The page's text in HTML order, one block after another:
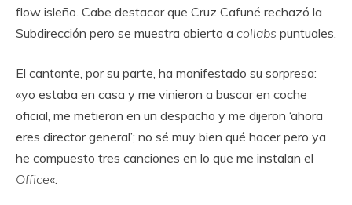
flow isleño. Cabe destacar que Cruz Cafuné rechazó la
Subdirección pero se muestra abierto a collabs puntuales.
El cantante, por su parte, ha manifestado su sorpresa:
«yo estaba en casa y me vinieron a buscar en coche
oficial, me metieron en un despacho y me dijeron ‘ahora
eres director general’; no sé muy bien qué hacer pero ya
he compuesto tres canciones en lo que me instalan el
Office«.